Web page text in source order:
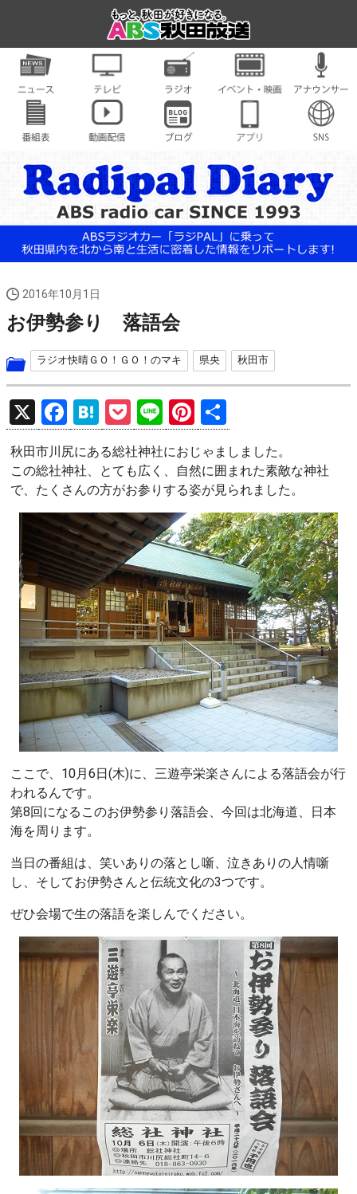
2016年10月1日
お伊勢参り 落語会
ラジオ快晴ＧＯ！ＧＯ！のマキ 県央 秋田市
X
F
a
ce
b
o
o
k
H
at
e
n
a
P
o
ck
et
Li
n
e
Pi
nt
er
es
t
有
秋田市川尻にある総社神社におじゃましました。
この総社神社、とても広く、自然に囲まれた素敵な神社
で、たくさんの方がお参りする姿が見られました。
ここで、10月6日(木)に、三遊亭栄楽さんによる落語会が行
われるんです。
第8回になるこのお伊勢参り落語会、今回は北海道、日本
海を周ります。
当日の番組は、笑いありの落とし噺、泣きありの人情噺
し、そしてお伊勢さんと伝統文化の3つです。
ぜひ会場で生の落語を楽しんでください。